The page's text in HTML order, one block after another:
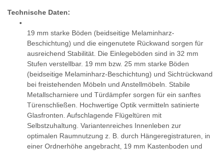
Technische Daten:
19 mm starke Böden (beidseitige Melaminharz-
Beschichtung) und die eingenutete Rückwand sorgen für
ausreichend Stabilität. Die Einlegeböden sind in 32 mm
Stufen verstellbar. 19 mm bzw. 25 mm starke Böden
(beidseitige Melaminharz-Beschichtung) und Sichtrückwand
bei freistehenden Möbeln und Anstellmöbeln. Stabile
Metallscharniere und Türdämpfer sorgen für ein sanftes
Türenschließen. Hochwertige Optik vermitteln satinierte
Glasfronten. Aufschlagende Flügeltüren mit
Selbstzuhaltung. Variantenreiches Innenleben zur
optimalen Raumnutzung z. B. durch Hängeregistraturen, in
einer Ordnerhöhe angebracht, 19 mm Kastenboden und